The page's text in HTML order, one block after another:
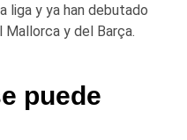
liga y ya han debutado
Mallorca y del Barça.
puede